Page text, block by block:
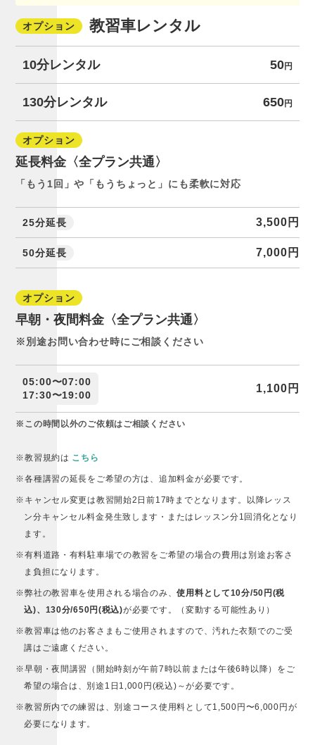
オプション 教習車レンタル
10分レンタル 50円
130分レンタル 650円
オプション
延長料金〈全プラン共通〉
「もう1回」や「もうちょっと」にも柔軟に対応
25分延長 3,500円
50分延長 7,000円
オプション
早朝・夜間料金〈全プラン共通〉
※別途お問い合わせ時にご相談ください
05:00〜07:00
17:30〜19:00
1,100円
※この時間以外のご依頼はご相談ください
※教習規約は こちら
※各種講習の延長をご希望の方は、追加料金が必要です。
※キャンセル変更は教習開始2日前17時までとなります。以降レッス
ン分キャンセル料金発生致します・またはレッスン分1回消化となり
ます。
※有料道路・有料駐車場での教習をご希望の場合の費用は別途お客さ
ま負担になります。
※弊社の教習車を使用される場合のみ、使用料として10分/50円(税
込)、130分/650円(税込)が必要です。（変動する可能性あり）
※教習車は他のお客さまもご使用されますので、汚れた衣類でのご受
講はご遠慮ください。
※早朝・夜間講習（開始時刻が午前7時以前または午後6時以降）をご
希望の場合は、別途1日1,000円(税込)～が必要です。
※教習所内での練習は、別途コース使用料として1,500円〜6,000円が
必要になります。